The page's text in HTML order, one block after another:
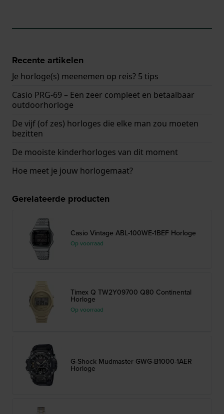
Recente artikelen
Je horloge(s) meenemen op reis? 5 tips
Casio PRG-69 – Een zeer compleet en betaalbaar
outdoorhorloge
De vijf (of zes) horloges die elke man zou moeten
bezitten
De mooiste kinderhorloges van dit moment
Hoe meet je jouw horlogemaat?
Gerelateerde producten
Casio Vintage ABL-100WE-1BEF Horloge
Op voorraad
Timex Q TW2Y09700 Q80 Continental
Horloge
Op voorraad
G-Shock Mudmaster GWG-B1000-1AER
Horloge